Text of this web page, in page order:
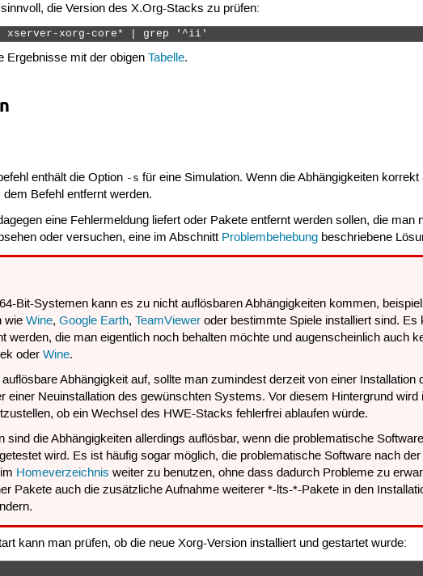
die Version des X.Org-Stacks zu prüfen:
l xserver-xorg-core* | grep '^ii'
Ergebnisse mit der obigenTabelle.
enthält die Option -s für eine Simulation. Wenn die Abhängigkeiten
Befehl entfernt werden.
eine Fehlermeldung liefert oder Pakete entfernt werden sollen, die
oder versuchen, eine im Abschnitt Problembehebung beschriebene
Bit-Systemen kann es zu nicht auflösbaren Abhängigkeiten kommen,
wieWine,Google Earth,TeamViewer oder bestimmte Spiele installiert sind.
werden, die man eigentlich noch behalten möchte und augenscheinlich
oderWine.
Abhängigkeit auf, sollte man zumindest derzeit von einer
einer Neuinstallation des gewünschten Systems. Vor diesem Hintergrund
ob ein Wechsel des HWE-Stacks fehlerfrei ablaufen würde.
sind die Abhängigkeiten allerdings auflösbar, wenn die problematische
wird. Es ist häufig sogar möglich, die problematische Software nach
Homeverzeichnis weiter zu benutzen, ohne dass dadurch Probleme zu
Pakete auch die zusätzliche Aufnahme weiterer *-lts-*-Pakete in den
kann man prüfen, ob die neue Xorg-Version installiert und gestartet wurde: